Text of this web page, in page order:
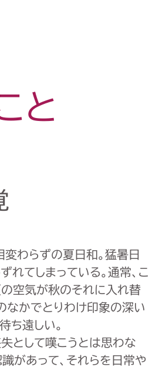
と
わらずの夏日和。猛暑日
てしまっている。通常、こ
空気が秋のそれに入れ替
なかでとりわけ印象の深い
ち遠しい。
として嘆こうとは思わな
があって、それらを日常や